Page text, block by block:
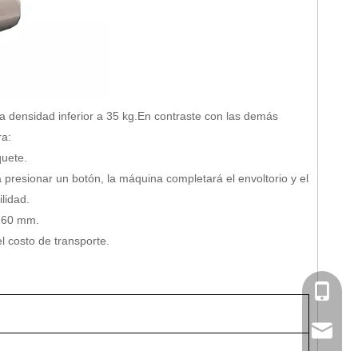
densidad inferior a 35 kg.En contraste con las demás
un botón, la máquina completará el envoltorio y el
mm.
costo de transporte.
0086-
0086-